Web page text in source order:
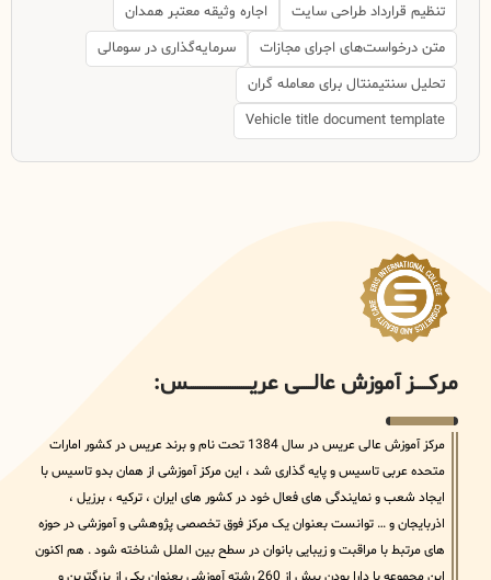
تنظیم قرارداد طراحی سایت
اجاره وثیقه معتبر همدان
متن درخواست‌های اجرای مجازات
سرمایه‌گذاری در سومالی
تحلیل سنتیمنتال برای معامله گران
Vehicle title document template
مرکــــــز آموزش عالــــــی عریــــــــــــــــــــــــــــس:
مرکز آموزش عالی عریس در سال 1384 تحت نام و برند عریس در کشور امارات
متحده عربی تاسیس و پایه گذاری شد ، این مرکز آموزشی از همان بدو تاسیس با
ایجاد شعب و نمایندگی های فعال خود در کشور های ایران ، ترکیه ، برزیل ،
اذربایجان و … توانست بعنوان یک مرکز فوق تخصصی پژوهشی و آموزشی در حوزه
های مرتبط با مراقبت و زیبایی بانوان در سطح بین الملل شناخته شود . هم اکنون
این مجموعه با دارا بودن بیش از 260 رشته آموزشی بعنوان یکی از بزرگترین و